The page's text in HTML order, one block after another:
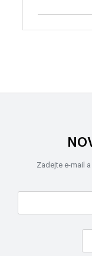
Zadejte e-mail